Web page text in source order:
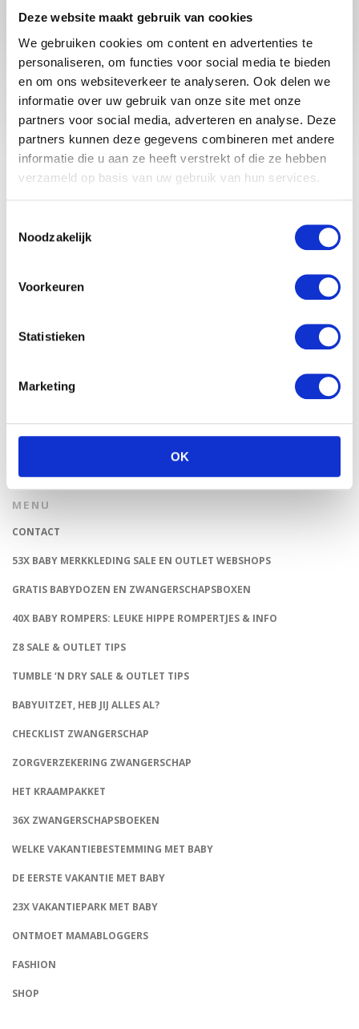
Deze website maakt gebruik van cookies
We gebruiken cookies om content en advertenties te
personaliseren, om functies voor social media te bieden
en om ons websiteverkeer te analyseren. Ook delen we
informatie over uw gebruik van onze site met onze
partners voor social media, adverteren en analyse. Deze
partners kunnen deze gegevens combineren met andere
informatie die u aan ze heeft verstrekt of die ze hebben
verzameld op basis van uw gebruik van hun services.
Noodzakelijk
Voorkeuren
Statistieken
Marketing
OK
Babystraatje.nl is een uniek platform voor aanstaande en
jonge moeders. Een online ontmoetingsplek vol
inspirerende blogs en handige artikelen op het gebied van
zwangerschap, moederschap, babyproducten, lifestyle en
fashion. Babystraatje.nl, het leukste online (winkel)straatje
voor jou en je kleintje.
LAATSTE BLOGS
DEZE HEMA ZWANGERSCHAPSONDERGOED ESSENTIALS HAD JE
TOP 5 BESTE LANDAL VAKANTIEPARKEN VOOR GEZINNEN DEZE
ZOMER
ZWANGERSCHAPSBEELDJE
ORIGINEEL BRIEVENBUS KRAAMCADEAU: VERRAS KERSVERSE
OUDERS
MENU
CONTACT
53X BABY MERKKLEDING SALE EN OUTLET WEBSHOPS
GRATIS BABYDOZEN EN ZWANGERSCHAPSBOXEN
40X BABY ROMPERS: LEUKE HIPPE ROMPERTJES & INFO
Z8 SALE & OUTLET TIPS
TUMBLE ‘N DRY SALE & OUTLET TIPS
BABYUITZET, HEB JIJ ALLES AL?
CHECKLIST ZWANGERSCHAP
ZORGVERZEKERING ZWANGERSCHAP
HET KRAAMPAKKET
36X ZWANGERSCHAPSBOEKEN
WELKE VAKANTIEBESTEMMING MET BABY
DE EERSTE VAKANTIE MET BABY
23X VAKANTIEPARK MET BABY
ONTMOET MAMABLOGGERS
FASHION
SHOP